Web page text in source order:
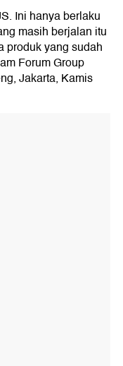
Ini hanya berlaku
masih berjalan itu
produk yang sudah
Forum Group
Jakarta, Kamis